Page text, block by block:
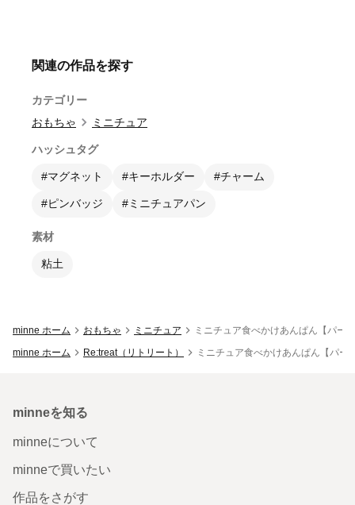
関連の作品を探す
カテゴリー
おもちゃ
ミニチュア
ハッシュタグ
#マグネット #キーホルダー #チャーム
#ピンバッジ #ミニチュアパン
素材
粘土
minne ホーム おもちゃ ミニチュア
ミニチュア食べかけあんぱん【パー
minne ホーム
Re:treat（リトリート） ミニチュア食べかけあんぱん【パー
minneを知る
minneについて
minneで買いたい
作品をさがす